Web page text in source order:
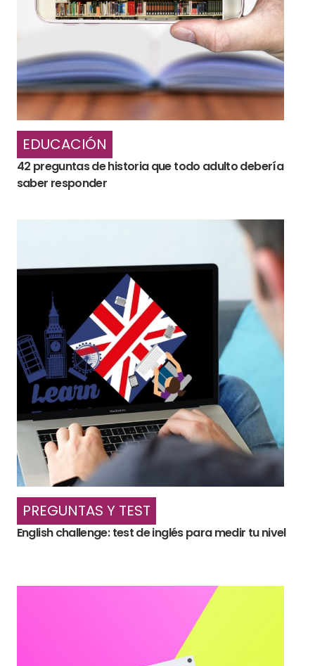
EDUCACIÓN
42 preguntas de historia que todo adulto debería
saber responder
PREGUNTAS Y TEST
English challenge: test de inglés para medir tu nivel